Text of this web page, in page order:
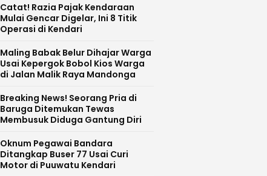
Catat! Razia Pajak Kendaraan
Mulai Gencar Digelar, Ini 8 Titik
Operasi di Kendari
Maling Babak Belur Dihajar Warga
Usai Kepergok Bobol Kios Warga
di Jalan Malik Raya Mandonga
Breaking News! Seorang Pria di
Baruga Ditemukan Tewas
Membusuk Diduga Gantung Diri
Oknum Pegawai Bandara
Ditangkap Buser 77 Usai Curi
Motor di Puuwatu Kendari